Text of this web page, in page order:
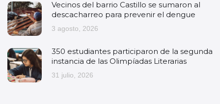
Vecinos del barrio Castillo se sumaron al
descacharreo para prevenir el dengue
3 agosto, 2026
350 estudiantes participaron de la segunda
instancia de las Olimpíadas Literarias
31 julio, 2026